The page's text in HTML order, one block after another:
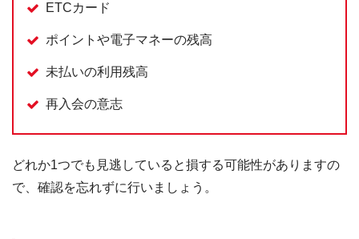
ETCカード
ポイントや電子マネーの残高
未払いの利用残高
再入会の意志
どれか1つでも見逃していると損する可能性がありますの
で、確認を忘れずに行いましょう。